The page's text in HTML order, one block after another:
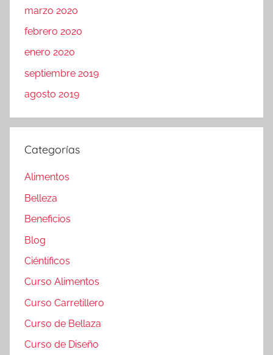
marzo 2020
febrero 2020
enero 2020
septiembre 2019
agosto 2019
Categorías
Alimentos
Belleza
Beneficios
Blog
Ciéntificos
Curso Alimentos
Curso Carretillero
Curso de Bellaza
Curso de Diseño